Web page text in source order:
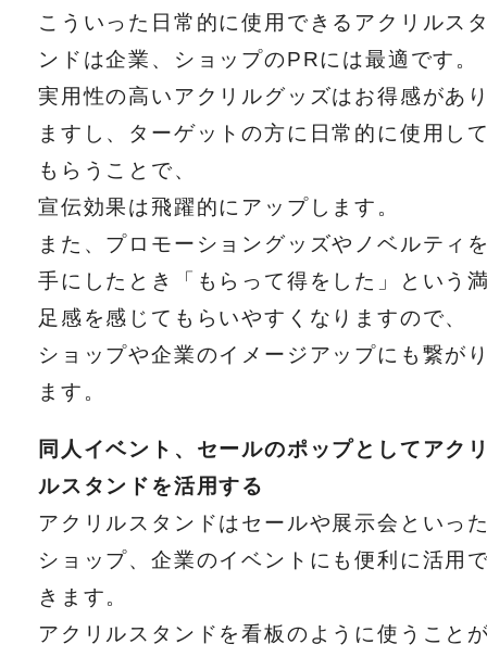
こういった日常的に使用できるアクリルス
ンドは企業、ショップのPRには最適です。
実用性の高いアクリルグッズはお得感があ
ますし、ターゲットの方に日常的に使用し
もらうことで、
宣伝効果は飛躍的にアップします。
また、プロモーショングッズやノベルティ
手にしたとき「もらって得をした」という
足感を感じてもらいやすくなりますので、
ショップや企業のイメージアップにも繋が
ます。
同人イベント、セールのポップとしてアク
ルスタンドを活用する
アクリルスタンドはセールや展示会といっ
ショップ、企業のイベントにも便利に活用
きます。
アクリルスタンドを看板のように使うこと